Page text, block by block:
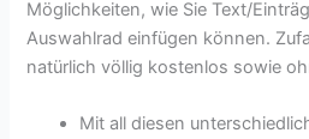
Möglichkeiten, wie Sie Text/
Auswahlrad einfügen können.
natürlich völlig kostenlos sowie
Mit all diesen